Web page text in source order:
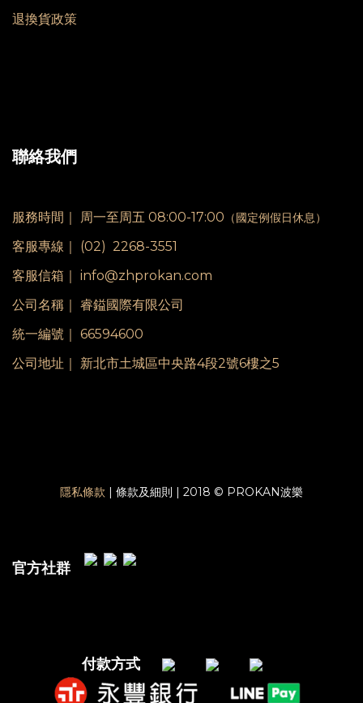
退換貨政策
聯絡我們
服務時間｜ 周一至周五 08:00-17:00 （國定例假日休息）
客服專線｜ (02) 2268-3551
客服信箱｜ info@zhprokan.com
公司名稱｜ 睿鎰國際有限公司
統一編號｜ 66594600
公司地址｜ 新北市土城區中央路4段2號6樓之5
隱私條款 | 條款及細則 | 2018 © PROKAN波樂
官方社群
付款方式